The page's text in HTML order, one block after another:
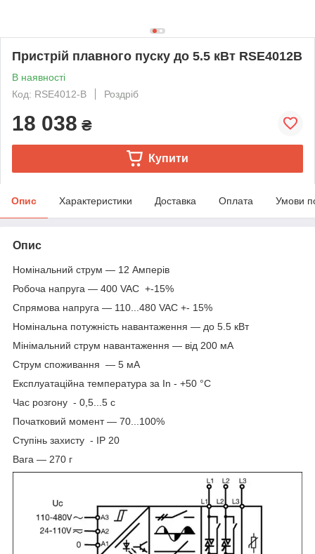
Пристрій плавного пуску до 5.5 кВт RSE4012B
В наявності
Код: RSE4012-B
Роздріб
18 038 ₴
Купити
Опис Характеристики Доставка Оплата Умови
Опис
Номінальний струм — 12 Амперів
Робоча напруга — 400 VAC +-15%
Спрямова напруга — 110...480 VAC +- 15%
Номінальна потужність навантаження — до 5.5 кВт
Мінімальний струм навантаження — від 200 мА
Струм споживання — 5 мА
Експлуатаційна температура за In - +50 °C
Час розгону - 0,5...5 с
Початковий момент — 70...100%
Ступінь захисту - IP 20
Вага — 270 г